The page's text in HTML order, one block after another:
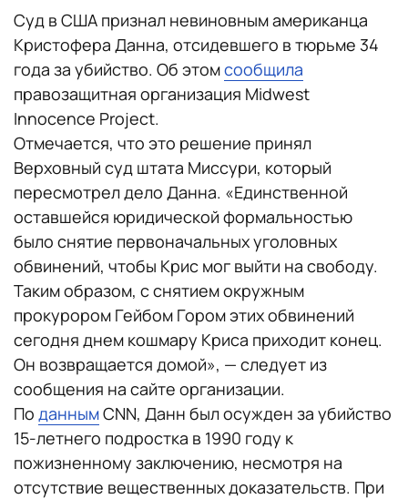
Суд в США признал невиновным американца
Кристофера Данна, отсидевшего в тюрьме 34
года за убийство. Об этомсообщила
правозащитная организация Midwest
Innocence Project.
Отмечается, что это решение принял
Верховный суд штата Миссури, который
пересмотрел дело Данна. «Единственной
оставшейся юридической формальностью
было снятие первоначальных уголовных
обвинений, чтобы Крис мог выйти на свободу.
Таким образом, с снятием окружным
прокурором Гейбом Гором этих обвинений
сегодня днем кошмару Криса приходит конец.
Он возвращается домой», — следует из
сообщения на сайте организации.
По даннымCNN, Данн был осужден за убийство
15-летнего подростка в 1990 году к
пожизненному заключению, несмотря на
отсутствие вещественных доказательств. При